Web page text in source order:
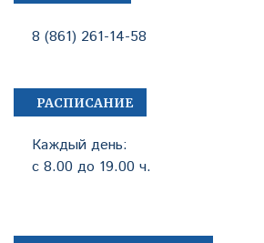
8 (861) 261-14-58
РАСПИСАНИЕ
Каждый день:
с 8.00 до 19.00 ч.